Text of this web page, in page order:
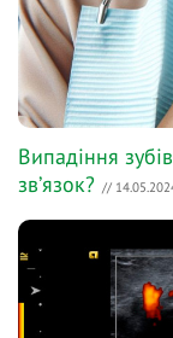
Випадіння
звʼязок? //